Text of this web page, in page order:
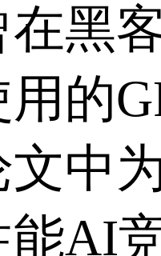
在黑
的
文中
能AI